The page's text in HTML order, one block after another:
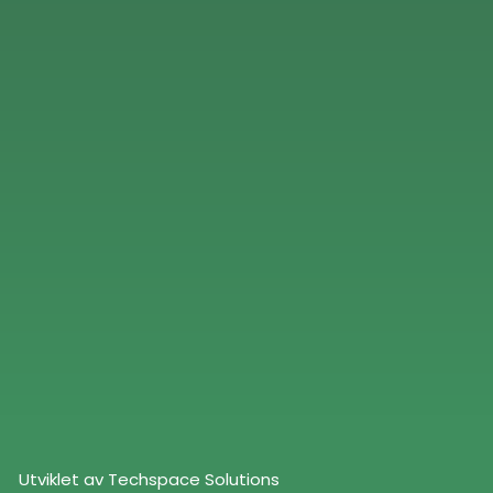
Utviklet av Techspace Solutions